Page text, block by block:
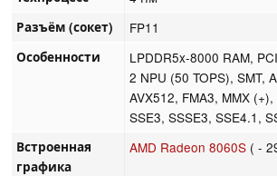
Разъём (сокет) FP11
Особенности
LPDDR5x-8000 RAM,
2 NPU (50 TOPS), SMT,
AVX512, FMA3, MMX
SSE3, SSSE3, SSE4.1,
Встроенная
графика
AMD Radeon 8060S ( -